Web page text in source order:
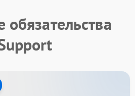
обязательства